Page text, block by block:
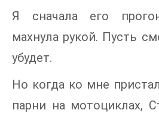
Я сначала его
махнула рукой. Пусть
убудет.
Но когда ко мне
парни на мотоциклах,